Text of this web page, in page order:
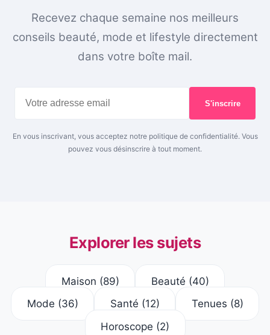
Recevez chaque semaine nos meilleurs
conseils beauté, mode et lifestyle directement
dans votre boîte mail.
S'inscrire
En vous inscrivant, vous acceptez notre politique de confidentialité. Vous
pouvez vous désinscrire à tout moment.
Explorer les sujets
Maison (89) Beauté (40)
Mode (36) Santé (12) Tenues (8)
Horoscope (2)